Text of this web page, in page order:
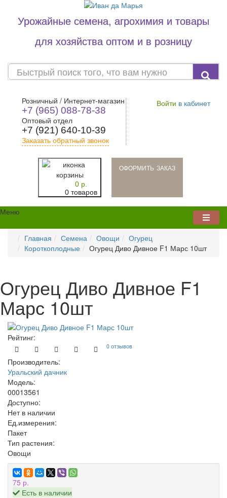
Урожайные семена, агрохимия и товары
для хозяйства оптом и в розницу
Розничный / Интернет-магазин
+7 (965) 088-78-38
Оптовый отдел
+7 (921) 640-10-39
Заказать обратный звонок
Войти в кабинет
oформить заказ
0 р.
0 товаров
Меню
Главная Семена Овощи
Огурец
Короткоплодные
Огурец Диво Дивное F1 Марс 10шт
Огурец Диво Дивное F1
Марс 10шт
Рейтинг:
0 отзывов
Производитель:
Уральский дачник
Модель:
00013561
Доступно:
Нет в наличии
Ед.измерения:
Пакет
Тип растения:
Овощи
75 р.
Есть в наличии